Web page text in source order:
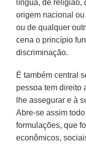
língua, de religião,
origem nacional
ou de qualquer
cena o princípio
discriminação.
É também central
pessoa tem direito
lhe assegurar e à
Abre-se assim
formulações, que
econômicos,